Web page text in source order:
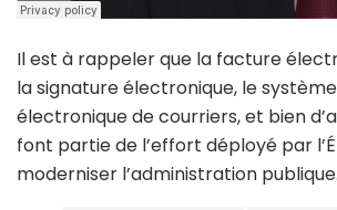
Il est à rappeler que la facture
la signature électronique, le
électronique de courriers, et bien
font partie de l’effort déployé par
moderniser l’administration publique.